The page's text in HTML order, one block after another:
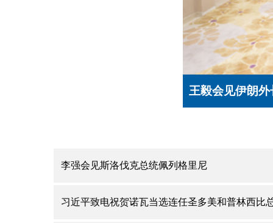
王毅会见伊朗
李强会见斯洛伐克总统佩列格里尼
习近平致电祝贺诺瓦当选连任圣多美和普林西比